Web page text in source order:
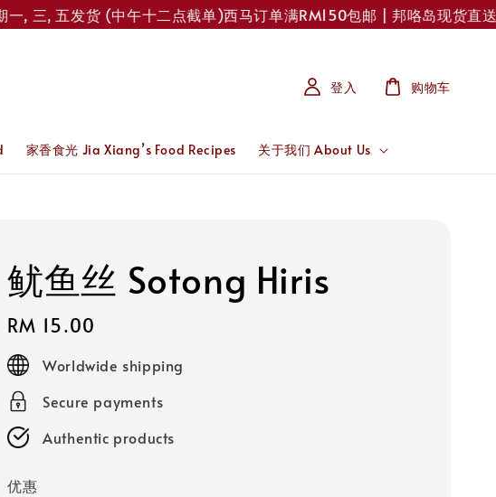
, 五发货 (中午十二点截单)西马订单满RM150包邮 | 邦咯岛现货直送！
家香食光 Jia Xiang’s Food Recipes 关于我们 About Us
登入 购物车
鱿鱼丝 Sotong Hiris
Regular
price
RM 15.00
Worldwide shipping
Secure payments
Authentic products
优惠